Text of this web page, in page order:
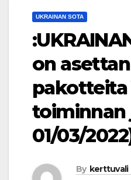
UKRAINAN SOTA
on
pakotteita
toiminnan
01/03/
By kerttuvali